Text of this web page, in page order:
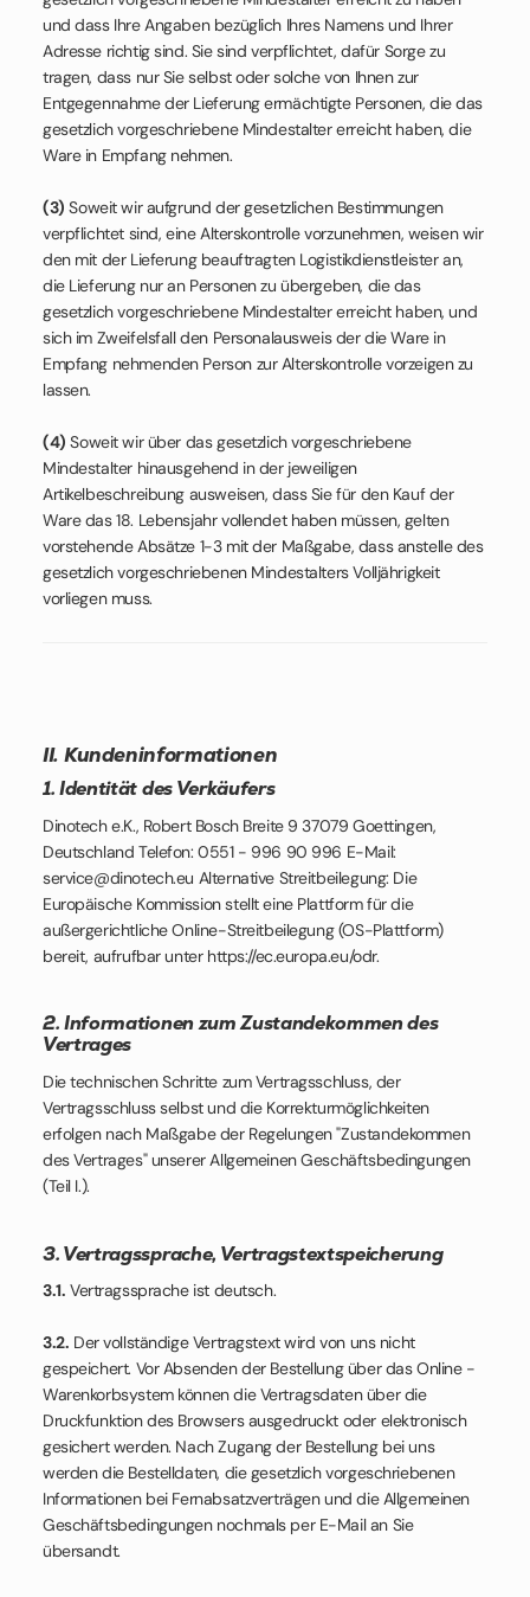
und dass Ihre Angaben bezüglich Ihres Namens und Ihrer
Adresse richtig sind. Sie sind verpflichtet, dafür Sorge zu
tragen, dass nur Sie selbst oder solche von Ihnen zur
Entgegennahme der Lieferung ermächtigte Personen, die das
gesetzlich vorgeschriebene Mindestalter erreicht haben, die
Ware in Empfang nehmen.
(3) Soweit wir aufgrund der gesetzlichen Bestimmungen
verpflichtet sind, eine Alterskontrolle vorzunehmen, weisen wir
den mit der Lieferung beauftragten Logistikdienstleister an,
die Lieferung nur an Personen zu übergeben, die das
gesetzlich vorgeschriebene Mindestalter erreicht haben, und
sich im Zweifelsfall den Personalausweis der die Ware in
Empfang nehmenden Person zur Alterskontrolle vorzeigen zu
lassen.
(4) Soweit wir über das gesetzlich vorgeschriebene
Mindestalter hinausgehend in der jeweiligen
Artikelbeschreibung ausweisen, dass Sie für den Kauf der
Ware das 18. Lebensjahr vollendet haben müssen, gelten
vorstehende Absätze 1-3 mit der Maßgabe, dass anstelle des
gesetzlich vorgeschriebenen Mindestalters Volljährigkeit
vorliegen muss.
II. Kundeninformationen
1. Identität des Verkäufers
Dinotech e.K., Robert Bosch Breite 9 37079 Goettingen,
Deutschland Telefon: 0551 - 996 90 996 E-Mail:
service@dinotech.eu Alternative Streitbeilegung: Die
Europäische Kommission stellt eine Plattform für die
außergerichtliche Online-Streitbeilegung (OS-Plattform)
bereit, aufrufbar unter https://ec.europa.eu/odr.
2. Informationen zum Zustandekommen des
Vertrages
Die technischen Schritte zum Vertragsschluss, der
Vertragsschluss selbst und die Korrekturmöglichkeiten
erfolgen nach Maßgabe der Regelungen "Zustandekommen
des Vertrages" unserer Allgemeinen Geschäftsbedingungen
(Teil I.).
3. Vertragssprache, Vertragstextspeicherung
3.1. Vertragssprache ist deutsch.
3.2. Der vollständige Vertragstext wird von uns nicht
gespeichert. Vor Absenden der Bestellung über das Online -
Warenkorbsystem können die Vertragsdaten über die
Druckfunktion des Browsers ausgedruckt oder elektronisch
gesichert werden. Nach Zugang der Bestellung bei uns
werden die Bestelldaten, die gesetzlich vorgeschriebenen
Informationen bei Fernabsatzverträgen und die Allgemeinen
Geschäftsbedingungen nochmals per E-Mail an Sie
übersandt.